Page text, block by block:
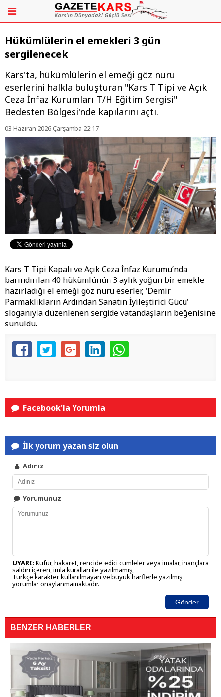
Hükümlülerin el emekleri 3 gün
sergilenecek
Kars'ta, hükümlülerin el emeği göz nuru
eserlerini halkla buluşturan "Kars T Tipi ve Açık
Ceza İnfaz Kurumları T/H Eğitim Sergisi"
Bedesten Bölgesi'nde kapılarını açtı.
03 Haziran 2026 Çarşamba 22:17
Kars T Tipi Kapalı ve Açık Ceza İnfaz Kurumu’nda
barındırılan 40 hükümlünün 3 aylık yoğun bir emekle
hazırladığı el emeği göz nuru eserler, 'Demir
Parmaklıkların Ardından Sanatın İyileştirici Gücü'
sloganıyla düzenlenen sergide vatandaşların beğenisine
sunuldu.
Facebook'la Yorumla
İlk yorum yazan siz olun
Adınız
Yorumunuz
UYARI: Küfür, hakaret, rencide edici cümleler veya imalar, inançlara
saldırı içeren, imla kuralları ile yazılmamış,
Türkçe karakter kullanılmayan ve büyük harflerle yazılmış
yorumlar onaylanmamaktadır.
Gönder
BENZER HABERLER